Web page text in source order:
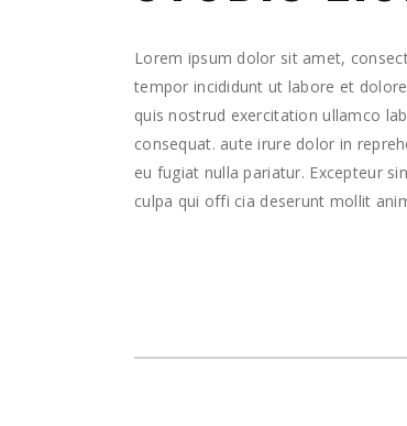
Lorem ipsum dolor sit amet,
tempor incididunt ut labore et
quis nostrud exercitation ullamco
consequat. aute irure dolor in
eu fugiat nulla pariatur. Excepteur
culpa qui offi cia deserunt mollit